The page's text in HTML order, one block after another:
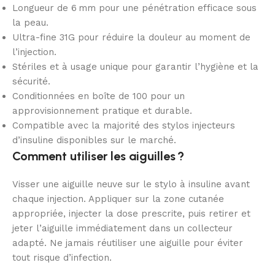
Longueur de 6 mm pour une pénétration efficace sous
la peau.
Ultra-fine 31G pour réduire la douleur au moment de
l’injection.
Stériles et à usage unique pour garantir l’hygiène et la
sécurité.
Conditionnées en boîte de 100 pour un
approvisionnement pratique et durable.
Compatible avec la majorité des stylos injecteurs
d’insuline disponibles sur le marché.
Comment utiliser les aiguilles ?
Visser une aiguille neuve sur le stylo à insuline avant
chaque injection. Appliquer sur la zone cutanée
appropriée, injecter la dose prescrite, puis retirer et
jeter l’aiguille immédiatement dans un collecteur
adapté. Ne jamais réutiliser une aiguille pour éviter
tout risque d’infection.